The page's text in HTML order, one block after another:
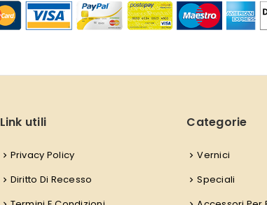
Link utili
Privacy Policy
Diritto Di Recesso
Categorie
Vernici
Speciali